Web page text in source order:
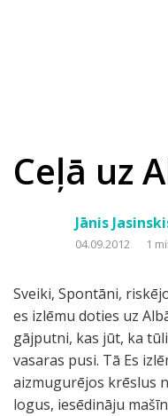
Ceļā uz
Jānis
04.09.2012 1
Sveiki, Spontāni,
es izlēmu doties uz
gājputni, kas jūt, ka
vasaras pusi. Tā Es
aizmugurējos krēslus
logus, iesēdināju